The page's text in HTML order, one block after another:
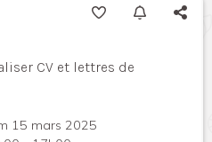
CV et lettres de
15 mars 2025